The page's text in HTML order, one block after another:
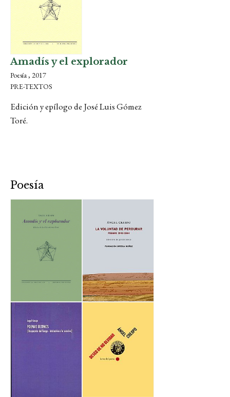
Amadís y el explorador
Poesía , 2017
PRE-TEXTOS
Edición y epílogo de José Luis Gómez
Toré.
Poesía